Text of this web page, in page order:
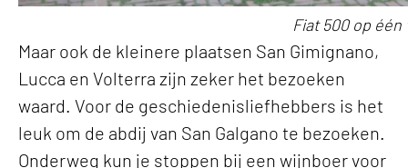
Fiat 500 op één
Maar ook de kleinere plaatsen San Gimignano,
Lucca en Volterra zijn zeker het bezoeken
waard. Voor de geschiedenisliefhebbers is het
leuk om de abdij van San Galgano te bezoeken.
Onderweg kun je stoppen bij een wijnboer voor